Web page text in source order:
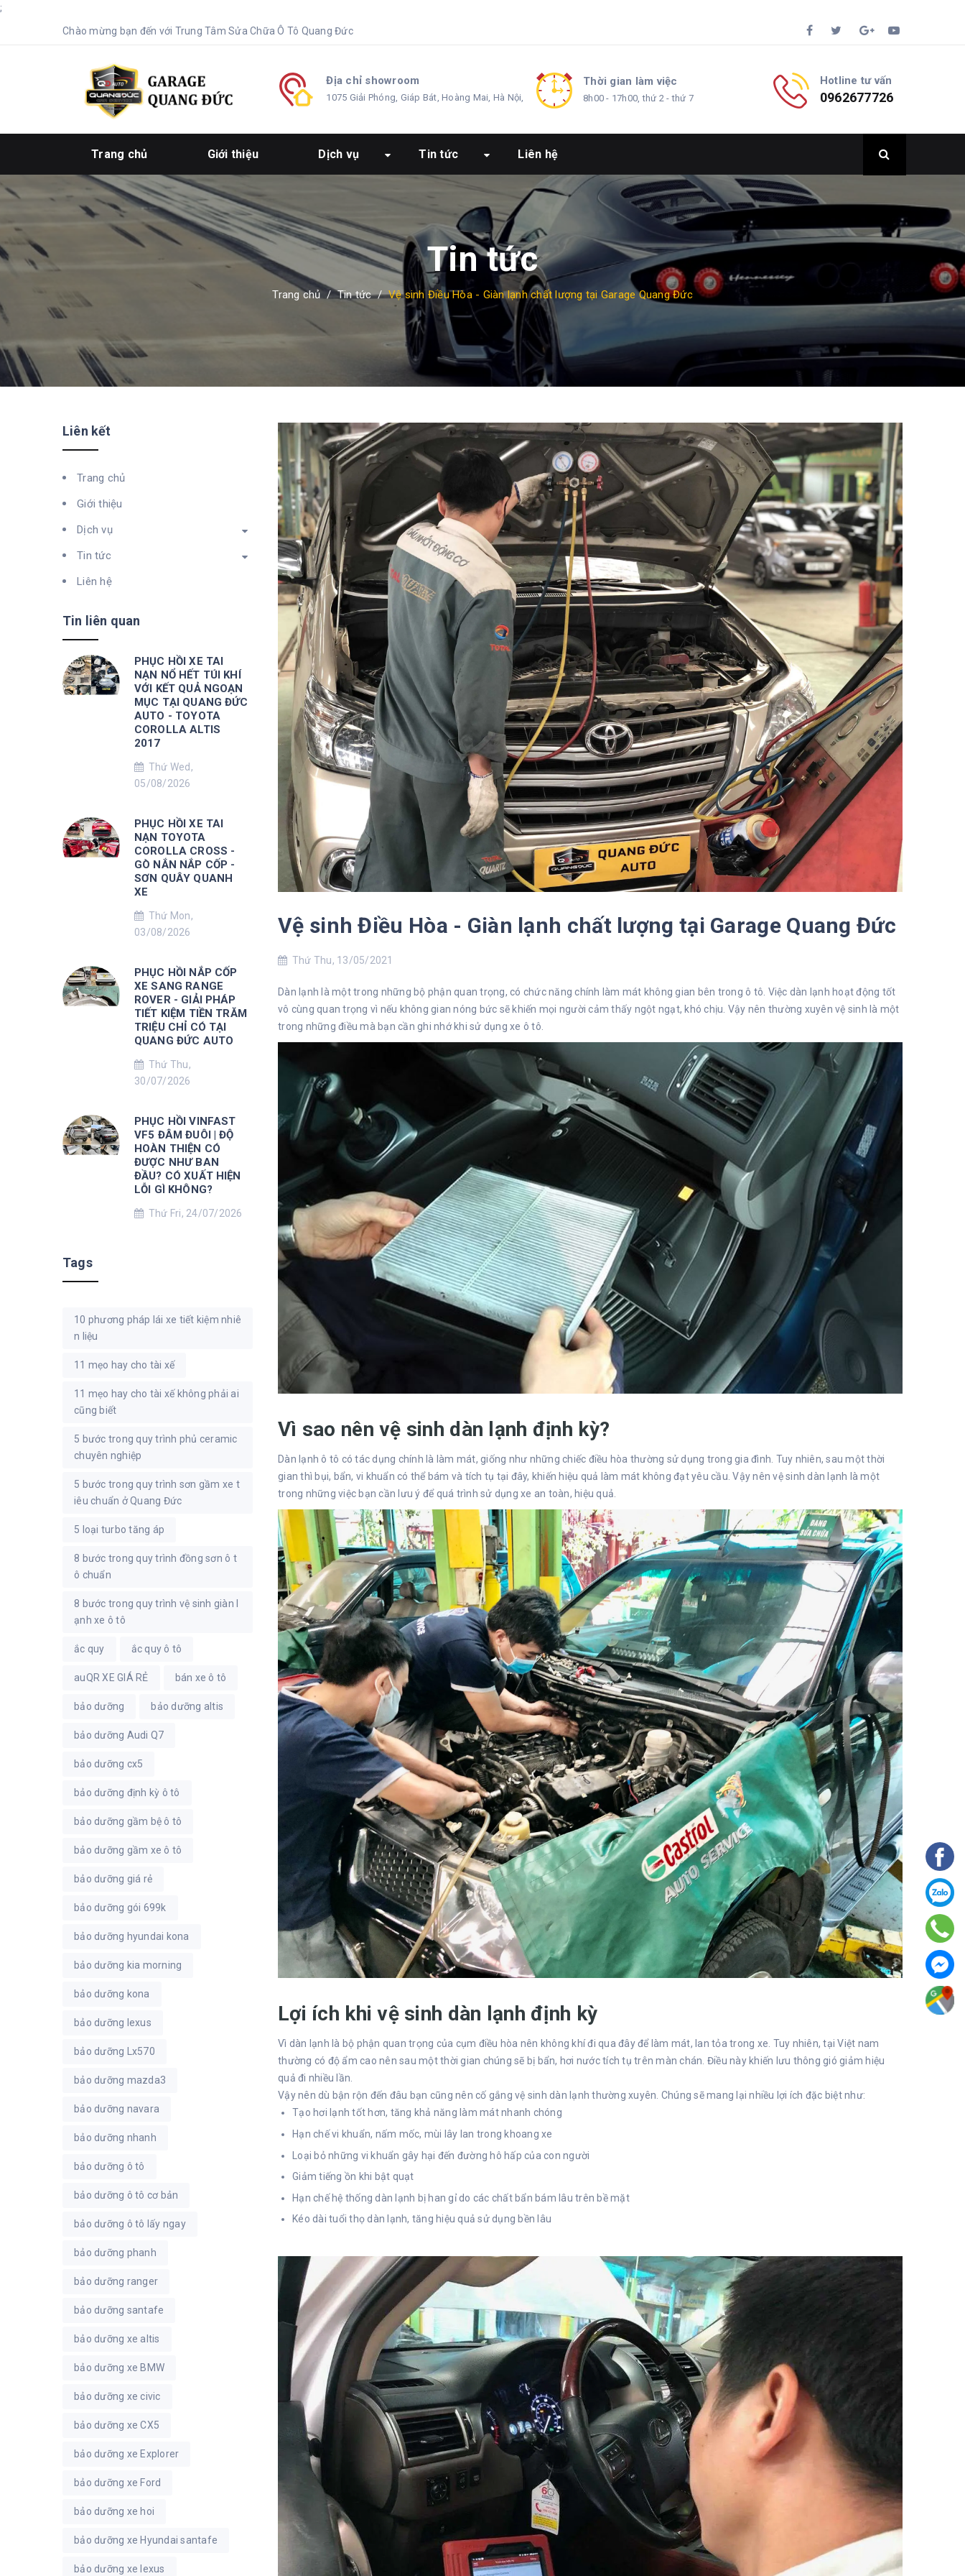
;
Chào mừng bạn đến với Trung Tâm Sửa Chữa Ô Tô Quang Đức
Địa chỉ showroom
1075 Giải Phóng, Giáp Bát, Hoàng Mai, Hà Nội,
Thời gian làm việc
8h00 - 17h00, thứ 2 - thứ 7
Hotline tư vấn
0962677726
Trang chủ Giới thiệu Dịch vụ Tin tức Liên hệ
Tin tức
Trang chủ / Tin tức / Vệ sinh Điều Hòa - Giàn lạnh chất lượng tại Garage Quang Đức
Vệ sinh Điều Hòa - Giàn lạnh chất lượng tại Garage Quang Đức
Thứ Thu, 13/05/2021
Dàn lạnh là một trong những bộ phận quan trọng, có chức năng chính làm mát không gian bên trong ô tô. Việc dàn lạnh hoạt động tốt
vô cùng quan trọng vì nếu không gian nóng bức sẽ khiến mọi người cảm thấy ngột ngạt, khó chịu. Vậy nên thường xuyên vệ sinh là một
trong những điều mà bạn cần ghi nhớ khi sử dụng xe ô tô.
Vì sao nên vệ sinh dàn lạnh định kỳ?
Dàn lạnh ô tô có tác dụng chính là làm mát, giống như những chiếc điều hòa thường sử dụng trong gia đình. Tuy nhiên, sau một thời
gian thì bụi, bẩn, vi khuẩn có thể bám và tích tụ tại đây, khiến hiệu quả làm mát không đạt yêu cầu. Vậy nên vệ sinh dàn lạnh là một
trong những việc bạn cần lưu ý để quá trình sử dụng xe an toàn, hiệu quả.
Lợi ích khi vệ sinh dàn lạnh định kỳ
Vì dàn lạnh là bộ phận quan trọng của cụm điều hòa nên không khí đi qua đây để làm mát, lan tỏa trong xe. Tuy nhiên, tại Việt nam
thường có độ ẩm cao nên sau một thời gian chúng sẽ bị bẩn, hơi nước tích tụ trên màn chán. Điều này khiến lưu thông gió giảm hiệu
quả đi nhiều lần.
Vậy nên dù bận rộn đến đâu bạn cũng nên cố gắng vệ sinh dàn lạnh thường xuyên. Chúng sẽ mang lại nhiều lợi ích đặc biệt như:
Tạo hơi lạnh tốt hơn, tăng khả năng làm mát nhanh chóng
Hạn chế vi khuẩn, nấm mốc, mùi lây lan trong khoang xe
Loại bỏ những vi khuẩn gây hại đến đường hô hấp của con người
Giảm tiếng ồn khi bật quạt
Hạn chế hệ thống dàn lạnh bị han gỉ do các chất bẩn bám lâu trên bề mặt
Kéo dài tuổi thọ dàn lạnh, tăng hiệu quả sử dụng bền lâu
Liên kết
Trang chủ
Giới thiệu
Dịch vụ
Tin tức
Liên hệ
Tin liên quan
PHỤC HỒI XE TAI
NẠN NỔ HẾT TÚI KHÍ
VỚI KẾT QUẢ NGOẠN
MỤC TẠI QUANG ĐỨC
AUTO - TOYOTA
COROLLA ALTIS
2017
Thứ Wed,
05/08/2026
PHỤC HỒI XE TAI
NẠN TOYOTA
COROLLA CROSS -
GÒ NẮN NẮP CỐP -
SƠN QUÂY QUANH
XE
Thứ Mon,
03/08/2026
PHỤC HỒI NẮP CỐP
XE SANG RANGE
ROVER - GIẢI PHÁP
TIẾT KIỆM TIỀN TRĂM
TRIỆU CHỈ CÓ TẠI
QUANG ĐỨC AUTO
Thứ Thu,
30/07/2026
PHỤC HỒI VINFAST
VF5 ĐÂM ĐUÔI | ĐỘ
HOÀN THIỆN CÓ
ĐƯỢC NHƯ BAN
ĐẦU? CÓ XUẤT HIỆN
LỖI GÌ KHÔNG?
Thứ Fri, 24/07/2026
Tags
10 phương pháp lái xe tiết kiệm nhiê
n liệu
11 mẹo hay cho tài xế
11 mẹo hay cho tài xế không phải ai
cũng biết
5 bước trong quy trình phủ ceramic
chuyên nghiệp
5 bước trong quy trình sơn gầm xe t
iêu chuẩn ở Quang Đức
5 loại turbo tăng áp
8 bước trong quy trình đồng sơn ô t
ô chuẩn
8 bước trong quy trình vệ sinh giàn l
ạnh xe ô tô
ắc quy ắc quy ô tô
auQR XE GIÁ RẺ bán xe ô tô
bảo dưỡng bảo dưỡng altis
bảo dưỡng Audi Q7
bảo dưỡng cx5
bảo dưỡng định kỳ ô tô
bảo dưỡng gầm bệ ô tô
bảo dưỡng gầm xe ô tô
bảo dưỡng giá rẻ
bảo dưỡng gói 699k
bảo dưỡng hyundai kona
bảo dưỡng kia morning
bảo dưỡng kona
bảo dưỡng lexus
bảo dưỡng Lx570
bảo dưỡng mazda3
bảo dưỡng navara
bảo dưỡng nhanh
bảo dưỡng ô tô
bảo dưỡng ô tô cơ bản
bảo dưỡng ô tô lấy ngay
bảo dưỡng phanh
bảo dưỡng ranger
bảo dưỡng santafe
bảo dưỡng xe altis
bảo dưỡng xe BMW
bảo dưỡng xe civic
bảo dưỡng xe CX5
bảo dưỡng xe Explorer
bảo dưỡng xe Ford
bảo dưỡng xe hoi
bảo dưỡng xe Hyundai santafe
bảo dưỡng xe lexus